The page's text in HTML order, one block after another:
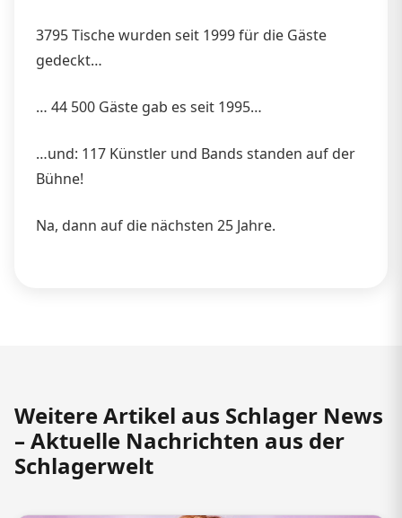
3795 Tische wurden seit 1999 für die Gäste
gedeckt…
… 44 500 Gäste gab es seit 1995…
…und: 117 Künstler und Bands standen auf der
Bühne!
Na, dann auf die nächsten 25 Jahre.
Weitere Artikel aus Schlager News
– Aktuelle Nachrichten aus der
Schlagerwelt